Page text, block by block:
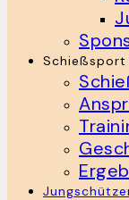
Schießsport